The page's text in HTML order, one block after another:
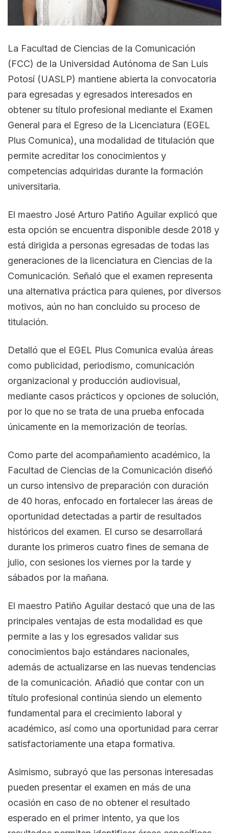
La Facultad de Ciencias de la Comunicación
(FCC) de la Universidad Autónoma de San Luis
Potosí (UASLP) mantiene abierta la convocatoria
para egresadas y egresados interesados en
obtener su título profesional mediante el Examen
General para el Egreso de la Licenciatura (EGEL
Plus Comunica), una modalidad de titulación que
permite acreditar los conocimientos y
competencias adquiridas durante la formación
universitaria.
El maestro José Arturo Patiño Aguilar explicó que
esta opción se encuentra disponible desde 2018 y
está dirigida a personas egresadas de todas las
generaciones de la licenciatura en Ciencias de la
Comunicación. Señaló que el examen representa
una alternativa práctica para quienes, por diversos
motivos, aún no han concluido su proceso de
titulación.
Detalló que el EGEL Plus Comunica evalúa áreas
como publicidad, periodismo, comunicación
organizacional y producción audiovisual,
mediante casos prácticos y opciones de solución,
por lo que no se trata de una prueba enfocada
únicamente en la memorización de teorías.
Como parte del acompañamiento académico, la
Facultad de Ciencias de la Comunicación diseñó
un curso intensivo de preparación con duración
de 40 horas, enfocado en fortalecer las áreas de
oportunidad detectadas a partir de resultados
históricos del examen. El curso se desarrollará
durante los primeros cuatro fines de semana de
julio, con sesiones los viernes por la tarde y
sábados por la mañana.
El maestro Patiño Aguilar destacó que una de las
principales ventajas de esta modalidad es que
permite a las y los egresados validar sus
conocimientos bajo estándares nacionales,
además de actualizarse en las nuevas tendencias
de la comunicación. Añadió que contar con un
título profesional continúa siendo un elemento
fundamental para el crecimiento laboral y
académico, así como una oportunidad para cerrar
satisfactoriamente una etapa formativa.
Asimismo, subrayó que las personas interesadas
pueden presentar el examen en más de una
ocasión en caso de no obtener el resultado
esperado en el primer intento, ya que los